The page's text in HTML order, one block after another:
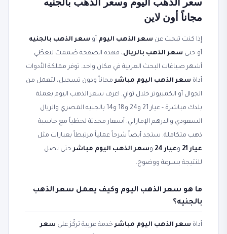
مجاناً أون لاين
إذا كنت تبحث عن سعر الذهب اليوم أو سعر الذهب بالجنيه
أو حتى سعر الذهب بالريال، فهذه الصفحة صُممت لتغطّي
أشهر صياغات البحث العربية في مكان واحد. توفر مملكة الأدوات
أداة سعر الذهب اليوم مباشرمجاناً ودون تسجيل، لتعمل من
الجوال أو الكمبيوتر خلال ثوانٍ. اعرف سعر الذهب اليوم بعملة
بلدك مباشرة - عيار 21 و24 و18 و14 بالجنيه المصري والريال
السعودي والدرهم الإماراتي. أسعار محدثة لحظياً مع حاسبة
ذهب متكاملة. ستجد أيضاً شرحاً عملياً مرتبطاً بعبارات مثل
عيار 21
وعيار 24 وسعر الذهب اليوم مباشرحتى تصل
للنتيجة بسرعة ووضوح.
ما هو سعر الذهب اليوم وكيف يعمل سعر الذهب
بالجنيه؟
أداة سعر الذهب اليوم مباشرخدمة عربية تركّز على سعر